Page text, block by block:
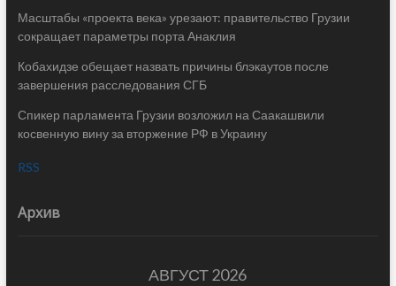
Масштабы «проекта века» урезают: правительство Грузии
сокращает параметры порта Анаклия
Кобахидзе обещает назвать причины блэкаутов после
завершения расследования СГБ
Спикер парламента Грузии возложил на Саакашвили
косвенную вину за вторжение РФ в Украину
RSS
Архив
АВГУСТ 2026